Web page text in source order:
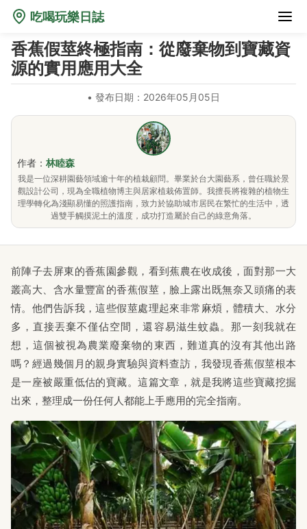
吃喝玩樂日誌
香蕉假莖終極指南：從廢棄物到寶藏資
源的實用應用大全
• 發布日期：2026年05月05日
作者： 林睦森
我是一位深耕園藝領域逾十年的植栽顧問。畢業於台大園藝系，曾任職於景
觀設計公司，現為全職植物博主與居家植栽佈置師。我擅長將複雜的植物生
理學轉化為淺顯易懂的照護指南，致力於協助城市居民在繁忙的生活中，透
過雙手觸摸泥土的溫度，成功打造屬於自己的綠意角落。
前陣子去屏東的香蕉園參觀，看到蕉農在收成後，面對那一大
叢高大、含水量豐富的香蕉假莖，臉上露出既無奈又頭痛的表
情。他們告訴我，這些假莖處理起來非常麻煩，體積大、水分
多，直接丟棄不僅佔空間，還容易滋生蚊蟲。那一刻我就在
想，這個被視為農業廢棄物的東西，難道真的沒有其他出路
嗎？經過幾個月的親身實驗與資料查訪，我發現香蕉假莖根本
是一座被嚴重低估的寶藏。這篇文章，就是我將這些寶藏挖掘
出來，整理成一份任何人都能上手應用的完全指南。